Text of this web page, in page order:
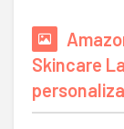
Skincare